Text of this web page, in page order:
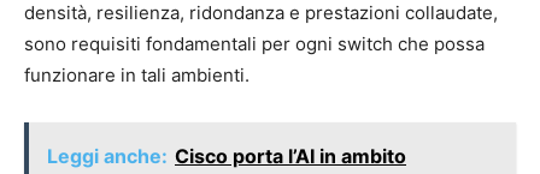
densità, resilienza, ridondanza e prestazioni collaudate,
sono requisiti fondamentali per ogni switch che possa
funzionare in tali ambienti.
Leggi anche: Cisco porta l’AI in ambito